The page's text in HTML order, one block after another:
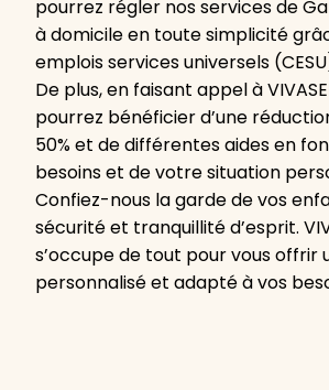
pourrez régler nos services de
à domicile en toute simplicité
emplois services universels
De plus, en faisant appel à
pourrez bénéficier d’une
50% et de différentes aides en
besoins et de votre situation
Confiez-nous la garde de vos
sécurité et tranquillité d’esprit.
s’occupe de tout pour vous offrir
personnalisé et adapté à vos